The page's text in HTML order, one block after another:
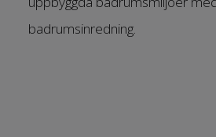
badrumsinredning.